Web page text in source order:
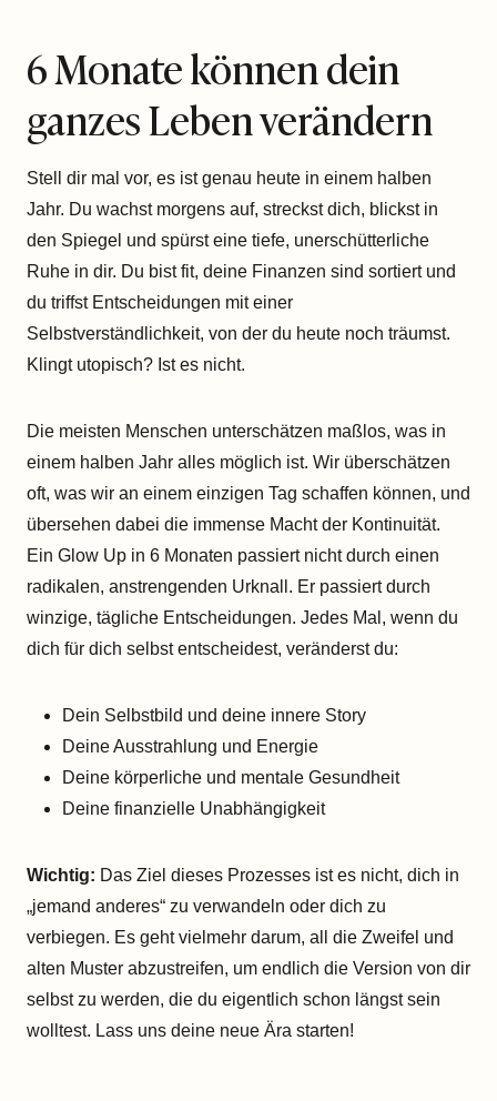
6 Monate können dein
ganzes Leben verändern
Stell dir mal vor, es ist genau heute in einem halben
Jahr. Du wachst morgens auf, streckst dich, blickst in
den Spiegel und spürst eine tiefe, unerschütterliche
Ruhe in dir. Du bist fit, deine Finanzen sind sortiert und
du triffst Entscheidungen mit einer
Selbstverständlichkeit, von der du heute noch träumst.
Klingt utopisch? Ist es nicht.
Die meisten Menschen unterschätzen maßlos, was in
einem halben Jahr alles möglich ist. Wir überschätzen
oft, was wir an einem einzigen Tag schaffen können, und
übersehen dabei die immense Macht der Kontinuität.
Ein Glow Up in 6 Monaten passiert nicht durch einen
radikalen, anstrengenden Urknall. Er passiert durch
winzige, tägliche Entscheidungen. Jedes Mal, wenn du
dich für dich selbst entscheidest, veränderst du:
Dein Selbstbild und deine innere Story
Deine Ausstrahlung und Energie
Deine körperliche und mentale Gesundheit
Deine finanzielle Unabhängigkeit
Wichtig: Das Ziel dieses Prozesses ist es nicht, dich in
„jemand anderes“ zu verwandeln oder dich zu
verbiegen. Es geht vielmehr darum, all die Zweifel und
alten Muster abzustreifen, um endlich die Version von dir
selbst zu werden, die du eigentlich schon längst sein
wolltest. Lass uns deine neue Ära starten!